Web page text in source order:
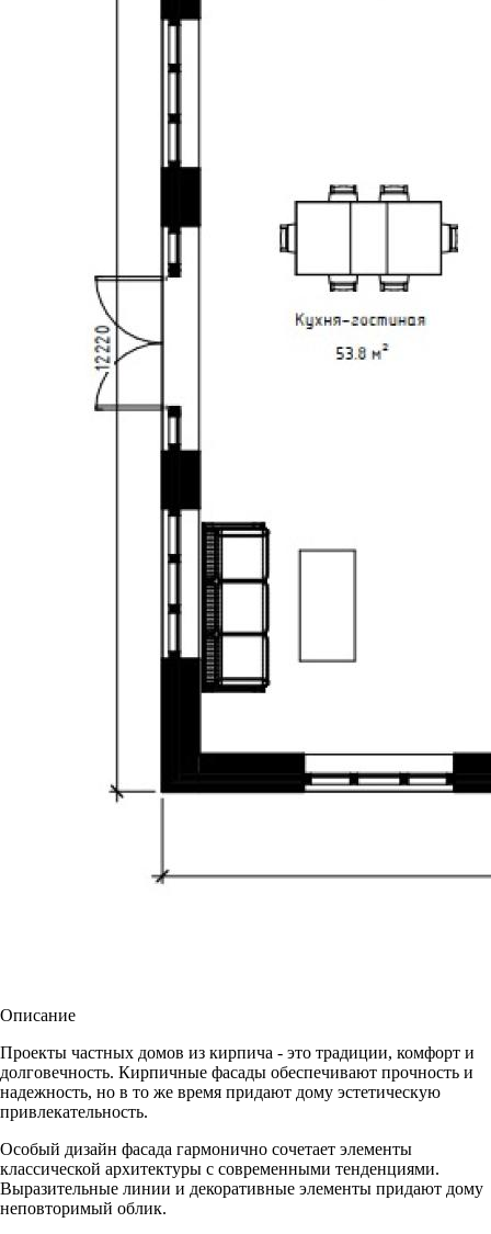
Описание
Проекты частных домов из кирпича - это традиции, комфорт и
долговечность. Кирпичные фасады обеспечивают прочность и
надежность, но в то же время придают дому эстетическую
привлекательность.
Особый дизайн фасада гармонично сочетает элементы
классической архитектуры с современными тенденциями.
Выразительные линии и декоративные элементы придают дому
неповторимый облик.